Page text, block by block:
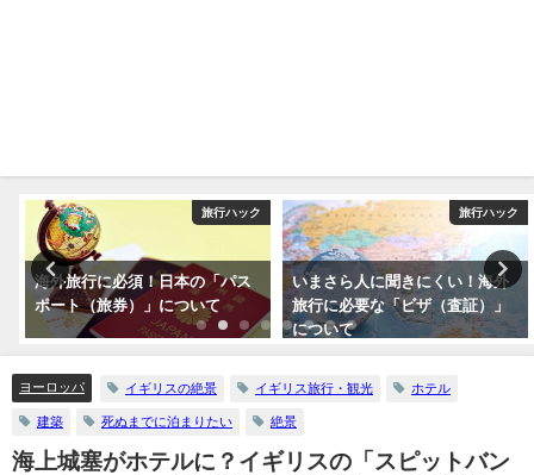
旅行ハック
本の「パス
ついて
旅行ハック
いまさら人に聞きにくい！海外
旅行に必要な「ビザ（査証）」
について
海外旅行で病気にな
うする？プロのツア
よるまとめ
ヨーロッパ イギリスの絶景 イギリス旅行・観光 ホテル
建築 死ぬまでに泊まりたい 絶景
海上城塞がホテルに？イギリスの「スピットバン